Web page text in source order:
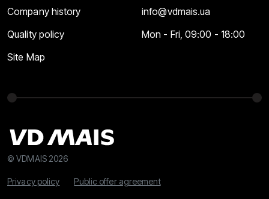
Company history
Quality policy
Site Map
info@vdmais.ua
Mon - Fri, 09:00 - 18:00
© VDMAIS 2026
Privacy policy Public offer agreement